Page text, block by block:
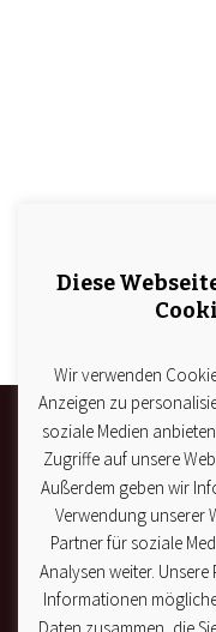
Diese
Wir verwenden
Anzeigen zu
soziale Medien
Zugriffe auf unsere
Außerdem geben wir
Verwendung unserer
Partner für soziale
Analysen weiter.
Informationen
Daten zusammen, die